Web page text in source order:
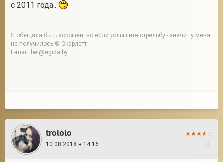
с 2011 года..
Я обещала быть хорошей, но если услышите стрельбу - значит у меня
не получилось © Скарлетт
E-mail: bel@egida.by
trololo
10.08.2018 в 14:16